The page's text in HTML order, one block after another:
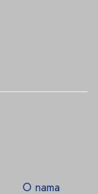
O nama